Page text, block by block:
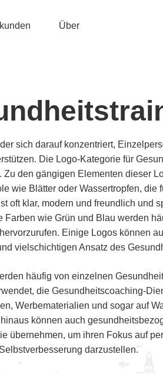
Über
sich darauf konzentriert,
Die Logo-Kategorie für
den gängigen Elementen dieser
wie Blätter oder Wassertropfen, die
oft klar, modern und freundlich und
wie Grün und Blau werden
Einige Logos können
vielschichtigen Ansatz des
häufig von einzelnen
die Gesundheitscoaching-
Werbematerialien und sogar auf
können auch
übernehmen, um ihren Fokus auf
Selbstverbesserung darzustellen.